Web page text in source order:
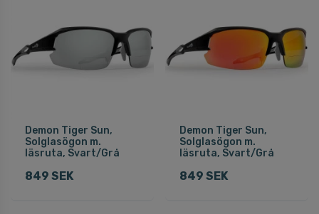
Demon Tiger Sun,
Solglasögon m.
läsruta, Svart/Grå
849 SEK
Demon Tiger Sun,
Solglasögon m.
läsruta, Svart/Grå
849 SEK